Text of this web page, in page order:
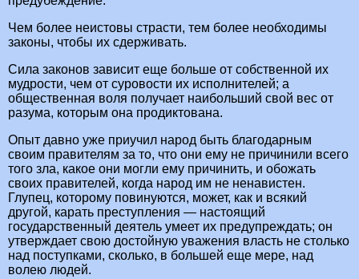
Чем более неистовы страсти, тем более необходимы
законы, чтобы их сдерживать.
Сила законов зависит еще больше от собственной их
мудрости, чем от суровости их исполнителей; а
общественная воля получает наибольший свой вес от
разума, которым она продиктована.
Опыт давно уже приучил народ быть благодарным
своим правителям за то, что они ему не причинили всего
того зла, какое они могли ему причинить, и обожать
своих правителей, когда народ им не ненавистен.
Глупец, которому повинуются, может, как и всякий
другой, карать преступления — настоящий
государственный деятель умеет их предупреждать; он
утверждает свою достойную уважения власть не столько
над поступками, сколько, в большей еще мере, над
волею людей.